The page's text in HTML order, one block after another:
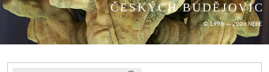
ČESKÝCH BUDĚJOVIC
© 1998 — 2026 NEBE